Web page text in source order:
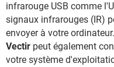
infrarouge USB comme
signaux infrarouges (IR)
envoyer à votre
Vectir peut également
votre système